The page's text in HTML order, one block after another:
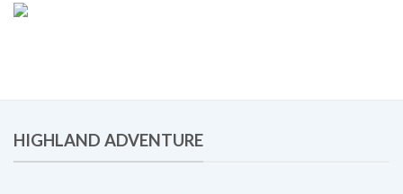
Bersama
Adventure
Tim,
dan
Budaya
HIGHLAND ADVENTURE